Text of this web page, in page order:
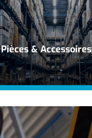
Pièces & Accessoires